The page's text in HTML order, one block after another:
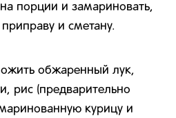
порции и замариновать,
и сметану.
обжаренный лук,
рис (предварительно
курицу и